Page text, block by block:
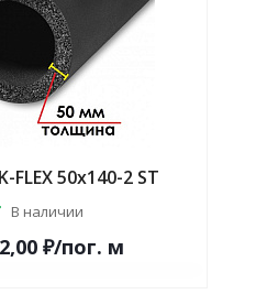
FLEX 50x140-2 ST
В наличии
₽/пог. м